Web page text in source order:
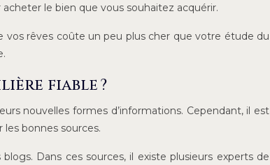
le bien que vous souhaitez acquérir.
vos rêves coûte un peu plus cher que votre étude du
fiable ?
nouvelles formes d’informations. Cependant, il est
bonnes sources.
Dans ces sources, il existe plusieurs experts de